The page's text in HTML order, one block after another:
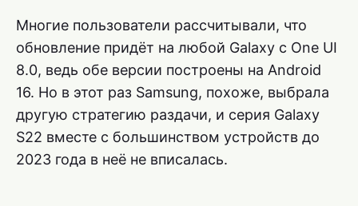
Многие пользователи рассчитывали, что
обновление придёт на любой Galaxy с One UI
8.0, ведь обе версии построены на Android
16. Но в этот раз Samsung, похоже, выбрала
другую стратегию раздачи, и серия Galaxy
S22 вместе с большинством устройств до
2023 года в неё не вписалась.